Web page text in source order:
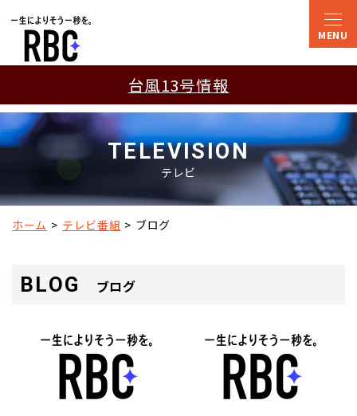
台風13号情報
TELEVISION
テレビ
ホーム テレビ番組 ブログ
BLOG ブログ